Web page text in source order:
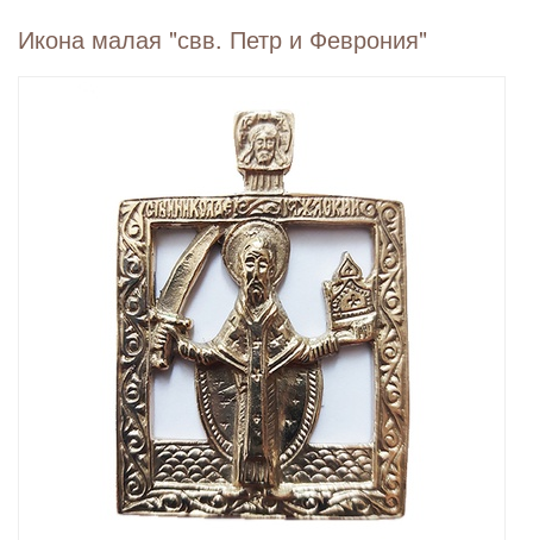
Икона малая "свв. Петр и Феврония"